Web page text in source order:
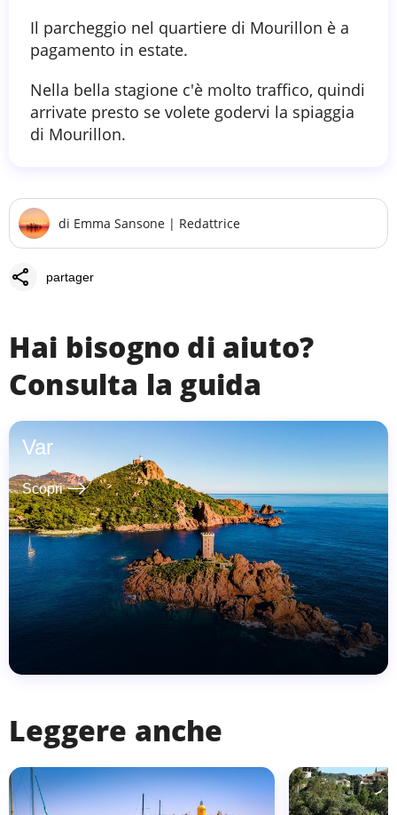
Il parcheggio nel quartiere di Mourillon è a
pagamento in estate.
Nella bella stagione c'è molto traffico, quindi
arrivate presto se volete godervi la spiaggia
di Mourillon.
di Emma Sansone | Redattrice
share partager
Hai bisogno di aiuto?
Consulta la guida
Var
Scopri east
Leggere anche